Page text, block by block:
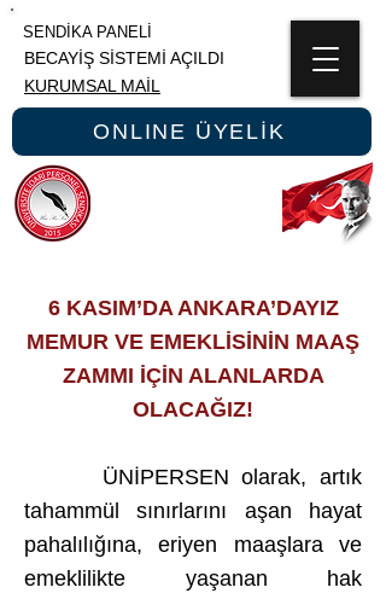
SENDİKA PANELİ
BECAYİŞ SİSTEMİ AÇILDI
KURUMSAL MAİL
ONLINE ÜYELİK
6 KASIM’DA ANKARA’DAYIZ
MEMUR VE EMEKLİSİNİN MAAŞ
ZAMMI İÇİN ALANLARDA
OLACAĞIZ!
ÜNİPERSEN olarak, artık
tahammül sınırlarını aşan hayat
pahalılığına, eriyen maaşlara ve
emeklilikte yaşanan hak